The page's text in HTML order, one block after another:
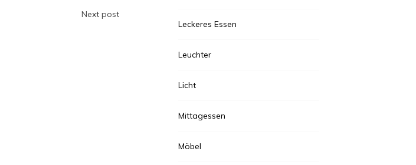
Next post
Leckeres Essen
Leuchter
Licht
Mittagessen
Möbel